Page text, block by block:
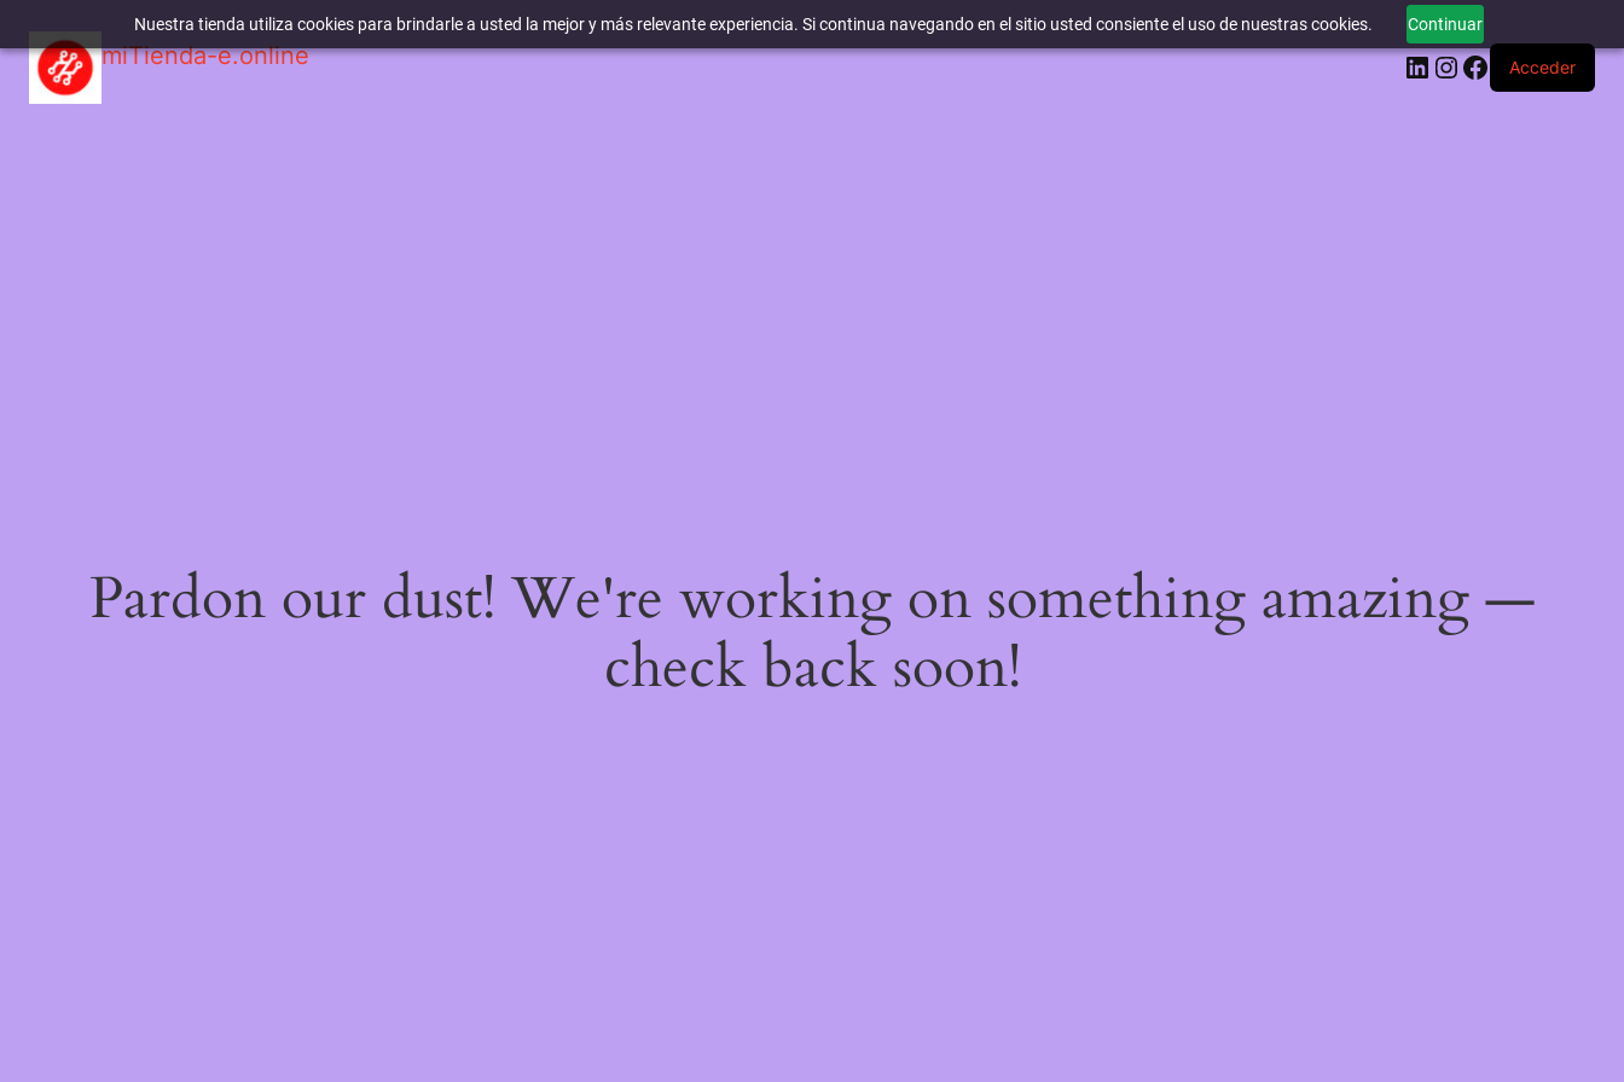
Nuestra tienda utiliza cookies para brindarle a usted la mejor y más relevante experiencia. Si continua navegando en el sitio usted consiente el uso de nuestras cookies. Continuar
miTienda-e.online LinkedIn
Instagram
Facebook
Acceder
Pardon our dust! We're working on something amazing —
check back soon!